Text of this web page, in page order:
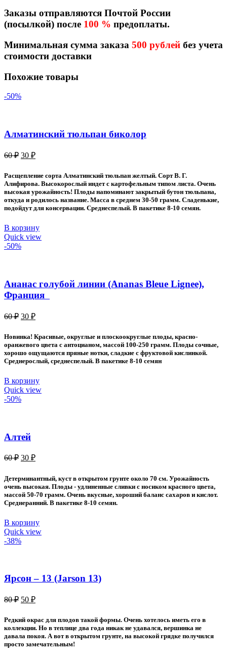
Заказы отправляются Почтой России
(посылкой) после 100 % предоплаты.
Минимальная сумма заказа 500 рублей без учета
стоимости доставки
Похожие товары
-50%
Алматинский тюльпан биколор
60₽ Первоначальная
60 ₽.
30 ₽Текущая
30 ₽.
Расщепление сорта Алматинский тюльпан желтый. Сорт В. Г.
Алифирова. Высокорослый индет с картофельным типом листа. Очень
высокая урожайность! Плоды напоминают закрытый бутон тюльпана,
откуда и родилось название. Масса в среднем 30-50 грамм. Сладенькие,
подойдут для консервации. Среднеспелый. В пакетике 8-10 семян.
В корзину
Quick view
-50%
Ананас голубой линии (Ananas Bleue Lignee),
Франция
60₽ Первоначальная
составляла
60 ₽.
30 ₽Текущая
30 ₽.
Новинка! Красивые, округлые и плоскоокруглые плоды, красно-
оранжевого цвета с антоцианом, массой 100-250 грамм. Плоды сочные,
хорошо ощущаются пряные нотки, сладкие с фруктовой кислинкой.
Среднерослый, среднеспелый. В пакетике 8-10 семян
В корзину
Quick view
-50%
Алтей
60₽ Первоначальная
60 ₽.
30 ₽Текущая
Детерминантный, куст в открытом грунте около 70 см. Урожайность
очень высокая. Плоды - удлиненные сливки с носиком красного цвета,
массой 50-70 грамм. Очень вкусные, хороший баланс сахаров и кислот.
Среднеранний. В пакетике 8-10 семян.
В корзину
Quick view
-38%
Ярсон – 13 (Jarson 13)
80₽ Первоначальная
составляла
80 ₽.
50 ₽Текущая
50 ₽.
Редкий окрас для плодов такой формы. Очень хотелось иметь его в
коллекции. Но в теплице два года никак не удавался, вершинка не
давала покоя. А вот в открытом грунте, на высокой грядке получился
просто замечательным!